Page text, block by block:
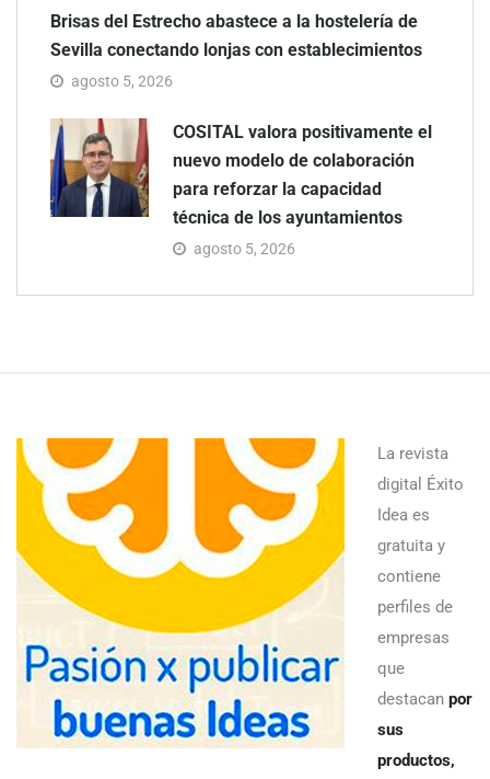
Brisas del Estrecho abastece a la hostelería de
Sevilla conectando lonjas con establecimientos
agosto 5, 2026
COSITAL valora positivamente el
nuevo modelo de colaboración
para reforzar la capacidad
técnica de los ayuntamientos
agosto 5, 2026
La revista
digital Éxito
Idea es
gratuita y
contiene
perfiles de
empresas
que
destacan por
sus
productos,